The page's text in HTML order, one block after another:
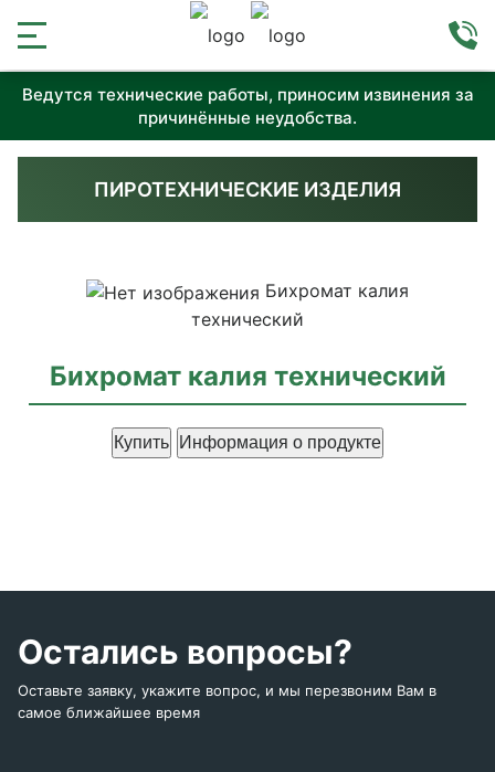
Ведутся технические работы, приносим извинения за
причинённые неудобства.
ПИРОТЕХНИЧЕСКИЕ ИЗДЕЛИЯ
Бихромат калия
технический
Бихромат калия технический
Купить Информация о продукте
Остались вопросы?
Оставьте заявку, укажите вопрос, и мы перезвоним Вам в
самое ближайшее время